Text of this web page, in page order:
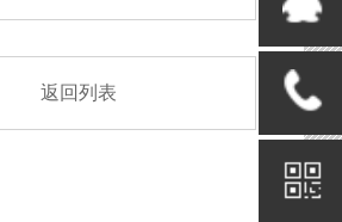
返回列表